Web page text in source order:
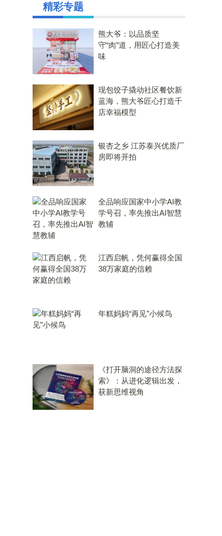
精彩专题
熊大爷：以品质坚
守“肉”道，用匠心打造美
味
现包饺子撬动社区餐饮新
蓝海，熊大爷匠心打造千
店幸福模型
银杏之乡 江苏泰兴优质厂
房即将开拍
全品响应国家中小学AI教
学号召，率先推出AI智慧
教辅
江西启帆，凭何赢得全国
38万家庭的信赖
年糕妈妈“再见”小候鸟
《打开脑洞的途径方法探
索》：从进化逻辑出发，
获新思维视角